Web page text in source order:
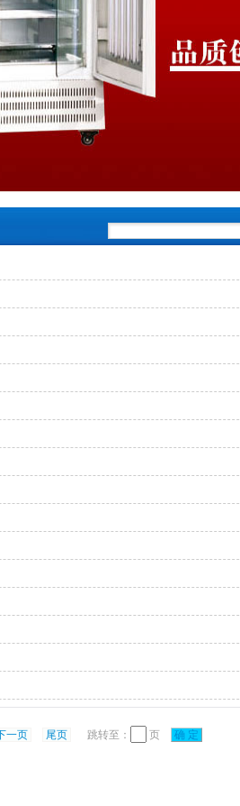
一页 尾页 跳转至： 页 确 定